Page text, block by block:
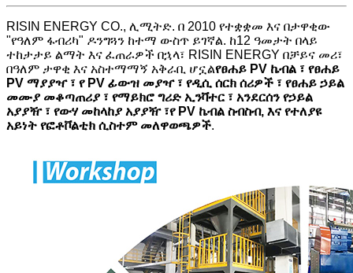
RISIN ENERGY CO., ሊሚትድ. በ 2010 የተቋቋመ እና በታዋቂው
"የዓለም ፋብሪካ" ዶንግጓን ከተማ ውስጥ ይገኛል. ከ12 ዓመታት በላይ
ተከታታይ ልማት እና ፈጠራዎች በኋላ፣ RISIN ENERGY በቻይና መሪ፣
በዓለም ታዋቂ እና አስተማማኝ አቅራቢ ሆኗልየፀሐይ PV ኬብል ፣ የፀሐይ
PV ማያያዣ ፣ የ PV ፊውዝ መያዣ ፣ የዲሲ ሰርክ ሰሪዎች ፣ የፀሐይ ኃይል
መሙያ መቆጣጠሪያ ፣ የማይክሮ ግሪድ ኢንቫተር ፣ አንደርሰን የኃይል
አያያዥ ፣ የውሃ መከላከያ አያያዥ ፣የ PV ኬብል ስብስብ, እና የተለያዩ
አይነት የፎቶቮልቲክ ሲስተም መለዋወጫዎች.